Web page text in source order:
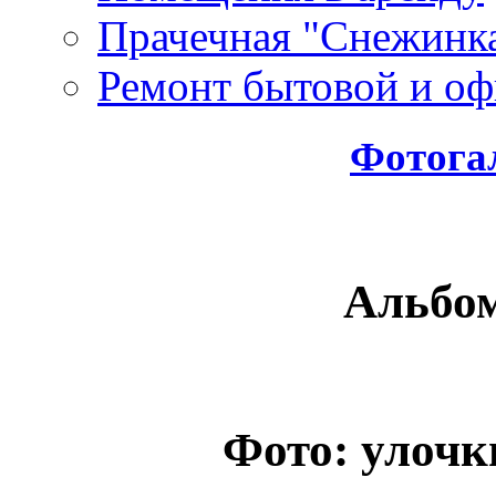
Прачечная
Ремонт бытовой и
Фото: